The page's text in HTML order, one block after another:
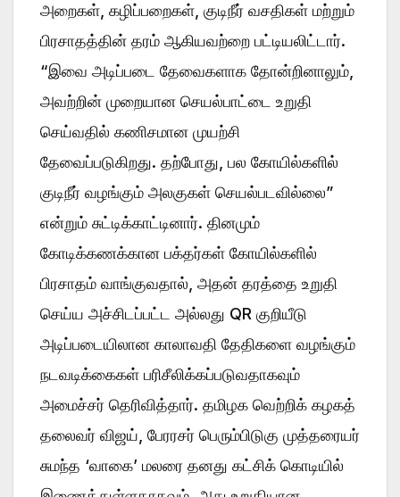
அறைகள், கழிப்பறைகள், குடிநீர் வசதிகள் மற்றும்
பிரசாதத்தின் தரம் ஆகியவற்றை பட்டியலிட்டார்.
“இவை அடிப்படை தேவைகளாக தோன்றினாலும்,
அவற்றின் முறையான செயல்பாட்டை உறுதி
செய்வதில் கணிசமான முயற்சி
தேவைப்படுகிறது. தற்போது, பல கோயில்களில்
குடிநீர் வழங்கும் அலகுகள் செயல்படவில்லை”
என்றும் சுட்டிக்காட்டினார். தினமும்
கோடிக்கணக்கான பக்தர்கள் கோயில்களில்
பிரசாதம் வாங்குவதால், அதன் தரத்தை உறுதி
செய்ய அச்சிடப்பட்ட அல்லது QR குறியீடு
அடிப்படையிலான காலாவதி தேதிகளை வழங்கும்
நடவடிக்கைகள் பரிசீலிக்கப்படுவதாகவும்
அமைச்சர் தெரிவித்தார். தமிழக வெற்றிக் கழகத்
தலைவர் விஜய், பேரரசர் பெரும்பிடுகு முத்தரையர்
சுமந்த ‘வாகை’ மலரை தனது கட்சிக் கொடியில்